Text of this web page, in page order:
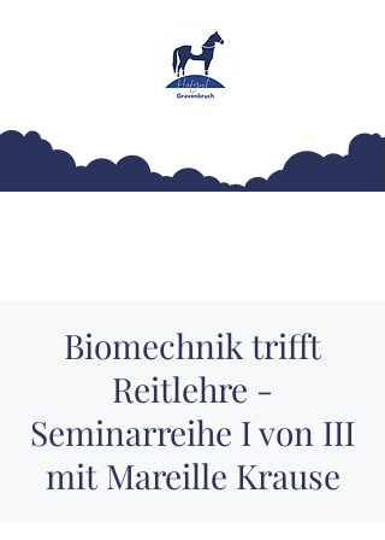
Biomechnik trifft
Reitlehre -
Seminarreihe I von III
mit Mareille Krause